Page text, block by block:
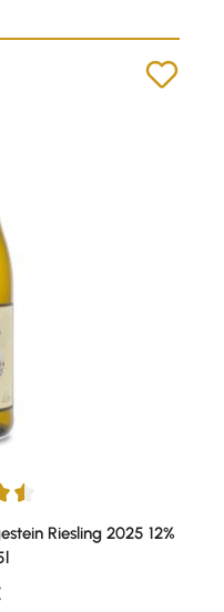
4.5 von 5 Sternen
Riesling 2025 12%
Preis: